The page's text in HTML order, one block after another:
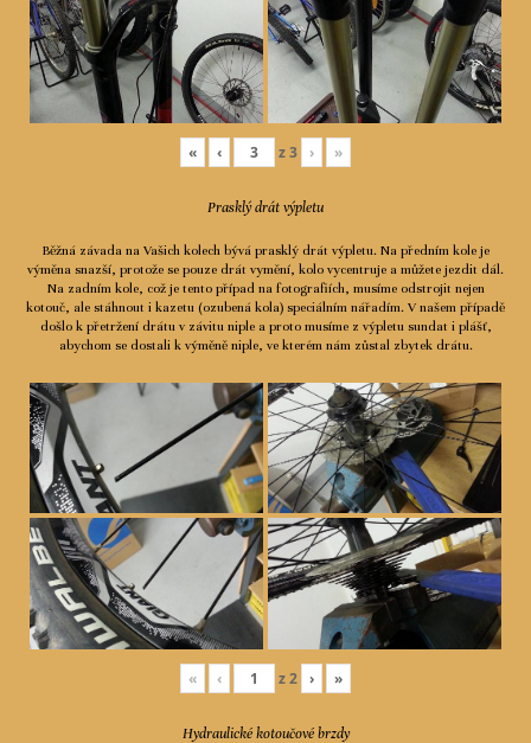
« ‹ z3 › »
Prasklý drát výpletu
Běžná závada na Vašich kolech bývá prasklý drát výpletu. Na předním kole je
výměna snazší, protože se pouze drát vymění, kolo vycentruje a můžete jezdit dál.
Na zadním kole, což je tento případ na fotografiích, musíme odstrojit nejen
kotouč, ale stáhnout i kazetu (ozubená kola) speciálním nářadím. V našem případě
došlo k přetržení drátu v závitu niple a proto musíme z výpletu sundat i plášť,
abychom se dostali k výměně niple, ve kterém nám zůstal zbytek drátu.
« ‹ z2 › »
Hydraulické kotoučové brzdy